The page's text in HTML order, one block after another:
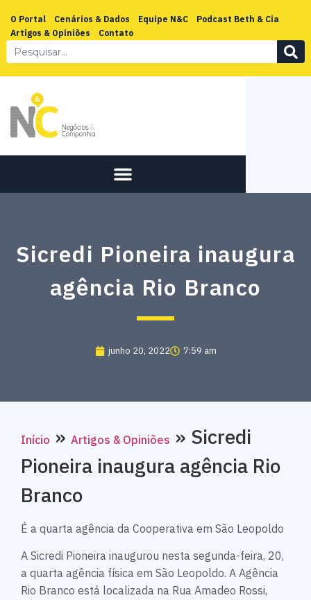
O Portal Cenários & Dados Equipe N&C
Podcast Beth & Cia
Artigos & Opiniões
Contato
Sicredi Pioneira inaugura
agência Rio Branco
junho 20, 2022 7:59 am
Início » Artigos & Opiniões » Sicredi
Pioneira inaugura agência Rio
Branco
É a quarta agência da Cooperativa em São Leopoldo
A Sicredi Pioneira inaugurou nesta segunda-feira, 20,
a quarta agência física em São Leopoldo. A Agência
Rio Branco está localizada na Rua Amadeo Rossi,